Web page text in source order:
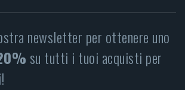
newsletter per ottenere uno
su tutti i tuoi acquisti per
!